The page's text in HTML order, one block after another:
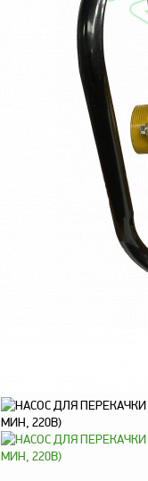
Пульты управления,
контроллеры
Устройства громкой
связи и оповещения
Краны раздаточные,
з/ч и комплектующие
Запорная арматура
Метрологическое
оборудование